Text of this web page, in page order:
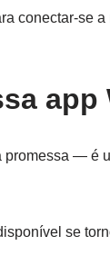
conectar-se
promessa — é
se